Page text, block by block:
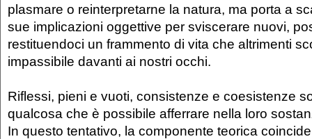
plasmare o reinterpretarne la natura, ma porta a
sue implicazioni oggettive per sviscerare nuovi,
restituendoci un frammento di vita che altrimenti
impassibile davanti ai nostri occhi.
Riflessi, pieni e vuoti, consistenze e coesistenze
qualcosa che è possibile afferrare nella loro
In questo tentativo, la componente teorica